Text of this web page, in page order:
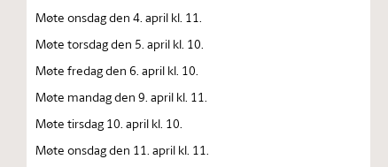
Møte onsdag den 4. april kl. 11.
Møte torsdag den 5. april kl. 10.
Møte fredag den 6. april kl. 10.
Møte mandag den 9. april kl. 11.
Møte tirsdag 10. april kl. 10.
Møte onsdag den 11. april kl. 11.